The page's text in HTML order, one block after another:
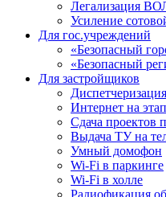
Легализация
Усиление
Для гос.учреждений
«Безопасный
«Безопасный
Для застройщиков
Диспетчеризация
Интернет на
Сдача проектов
Выдача ТУ на
Умный домофон
Wi-Fi в паркинге
Wi-Fi в холле
Радиофикация